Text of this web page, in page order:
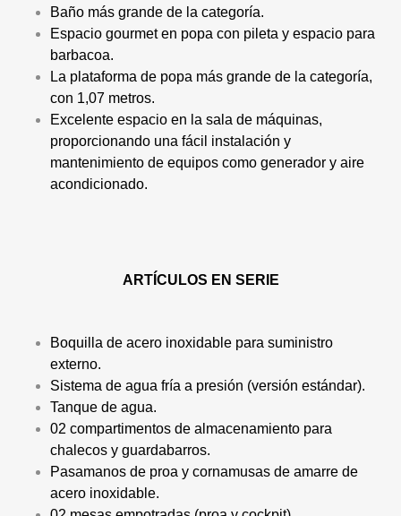
Baño más grande de la categoría.
Espacio gourmet en popa con pileta y espacio para
barbacoa.
La plataforma de popa más grande de la categoría,
con 1,07 metros.
Excelente espacio en la sala de máquinas,
proporcionando una fácil instalación y
mantenimiento de equipos como generador y aire
acondicionado.
ARTÍCULOS EN SERIE
Boquilla de acero inoxidable para suministro
externo.
Sistema de agua fría a presión (versión estándar).
Tanque de agua.
02 compartimentos de almacenamiento para
chalecos y guardabarros.
Pasamanos de proa y cornamusas de amarre de
acero inoxidable.